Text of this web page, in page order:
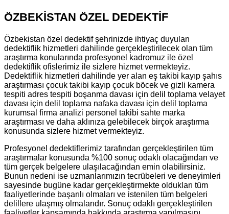
ÖZBEKİSTAN ÖZEL DEDEKTİF
Özbekistan özel dedektif şehrinizde ihtiyaç duyulan
dedektiflik hizmetleri dahilinde gerçekleştirilecek olan tüm
araştırma konularında profesyonel kadromuz ile özel
dedektiflik ofislerimiz ile sizlere hizmet vermekteyiz.
Dedektiflik hizmetleri dahilinde yer alan eş takibi kayıp şahıs
araştırması çocuk takibi kayıp çocuk böcek ve gizli kamera
tespiti adres tespiti boşanma davası için delil toplama velayet
davası için delil toplama nafaka davası için delil toplama
kurumsal firma analizi personel takibi sahte marka
araştırması ve daha aklınıza gelebilecek birçok araştırma
konusunda sizlere hizmet vermekteyiz.
Profesyonel dedektiflerimiz tarafından gerçekleştirilen tüm
araştırmalar konusunda %100 sonuç odaklı olacağından ve
tüm gerçek belgelere ulaşılacağından emin olabilirsiniz.
Bunun nedeni ise uzmanlarımızın tecrübeleri ve deneyimleri
sayesinde bugüne kadar gerçekleştirmekte oldukları tüm
faaliyetlerinde başarılı olmaları ve istenilen tüm belgeleri
delillere ulaşmış olmalarıdır. Sonuç odaklı gerçekleştirilen